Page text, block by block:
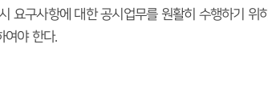
요구사항에 대한 공시업무를 원활히 수행하기
여야 한다.